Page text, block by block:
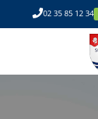
to
02 35 85 12 34